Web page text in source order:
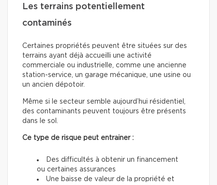
Les terrains potentiellement
contaminés
Certaines propriétés peuvent être situées sur des
terrains ayant déjà accueilli une activité
commerciale ou industrielle, comme une ancienne
station-service, un garage mécanique, une usine ou
un ancien dépotoir.
Même si le secteur semble aujourd’hui résidentiel,
des contaminants peuvent toujours être présents
dans le sol.
Ce type de risque peut entrainer :
Des difficultés à obtenir un financement
ou certaines assurances
Une baisse de valeur de la propriété et